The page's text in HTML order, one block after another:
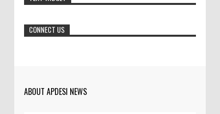
CONNECT US
ABOUT APDESI NEWS